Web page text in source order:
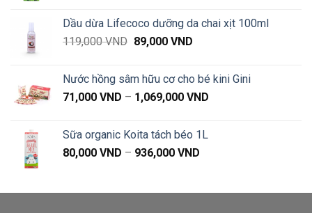
81,000 VND. là:
79,900 VND.
Dầu dừa Lifecoco dưỡng da chai xịt 100ml
119,000VND Giá
119,000 VND.
89,000 VNDGiá
là:
89,000 VND.
Nước hồng sâm hữu cơ cho bé kini Gini
71,000 VND – 1,069,000 VND
Sữa organic Koita tách béo 1L
80,000 VND – 936,000 VND
80,000 VND